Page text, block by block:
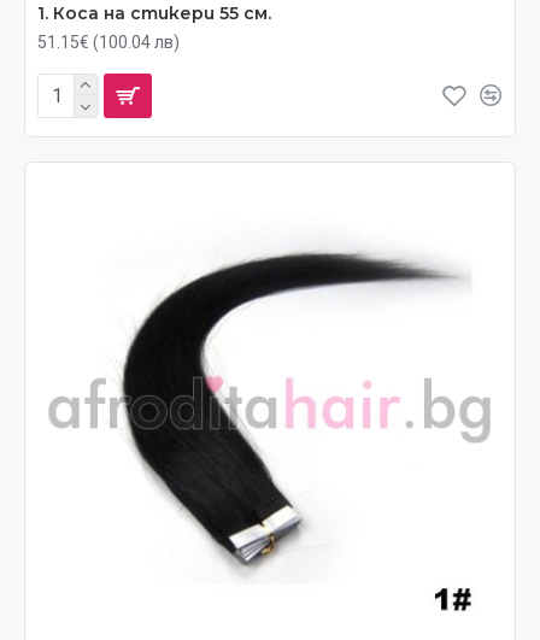
1. Коса на стикери 55 см.
51.15€ (100.04 лв)